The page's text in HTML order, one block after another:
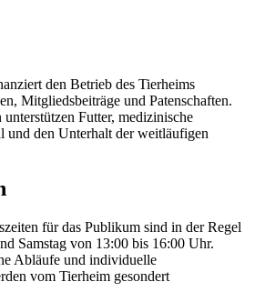
den Betrieb des Tierheims
Mitgliedsbeiträge und Patenschaften.
Futter, medizinische
und den Unterhalt der weitläufigen
für das Publikum sind in der Regel
Samstag von 13:00 bis 16:00 Uhr.
Abläufe und individuelle
vom Tierheim gesondert